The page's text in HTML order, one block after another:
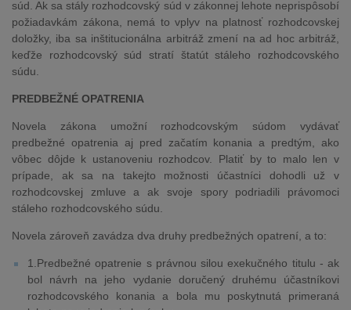
súd. Ak sa stály rozhodcovský súd v zákonnej lehote neprispôsobí
požiadavkám zákona, nemá to vplyv na platnosť rozhodcovskej
doložky, iba sa inštitucionálna arbitráž zmení na ad hoc arbitráž,
keďže rozhodcovský súd stratí štatút stáleho rozhodcovského
súdu.
PREDBEŽNÉ OPATRENIA
Novela zákona umožní rozhodcovským súdom vydávať
predbežné opatrenia aj pred začatím konania a predtým, ako
vôbec dôjde k ustanoveniu rozhodcov. Platiť by to malo len v
prípade, ak sa na takejto možnosti účastníci dohodli už v
rozhodcovskej zmluve a ak svoje spory podriadili právomoci
stáleho rozhodcovského súdu.
Novela zároveň zavádza dva druhy predbežných opatrení, a to:
1.Predbežné opatrenie s právnou silou exekučného titulu - ak
bol návrh na jeho vydanie doručený druhému účastníkovi
rozhodcovského konania a bola mu poskytnutá primeraná